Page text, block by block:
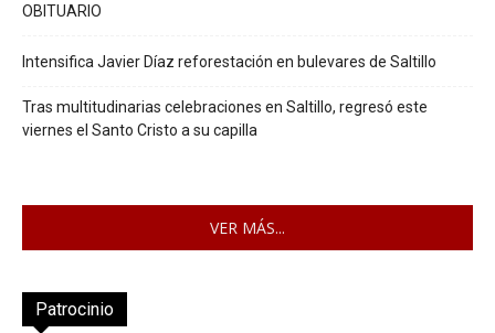
OBITUARIO
Intensifica Javier Díaz reforestación en bulevares de Saltillo
Tras multitudinarias celebraciones en Saltillo, regresó este
viernes el Santo Cristo a su capilla
VER MÁS...
Patrocinio